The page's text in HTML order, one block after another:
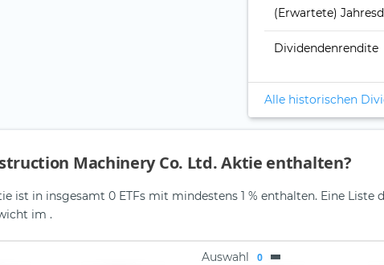
(Erwartete)
Dividendenrendite
Alle historischen
Machinery Co. Ltd. Aktie enthalten?
ist in insgesamt 0 ETFs mit mindestens 1 % enthalten. Eine Liste
im .
Auswahl 0